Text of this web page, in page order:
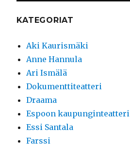
KATEGORIAT
Aki Kaurismäki
Anne Hannula
Ari Ismälä
Dokumenttiteatteri
Draama
Espoon kaupunginteatteri
Essi Santala
Farssi